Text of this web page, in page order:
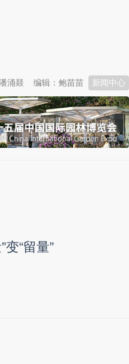
新闻中心
编辑：鲍苗苗
涌燚
“留量”